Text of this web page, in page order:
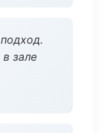
зале